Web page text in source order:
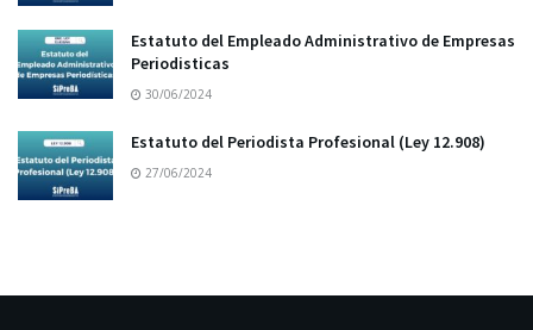
Estatuto del Empleado Administrativo de Empresas
Periodisticas
30/06/2024
Estatuto del Periodista Profesional (Ley 12.908)
27/06/2024